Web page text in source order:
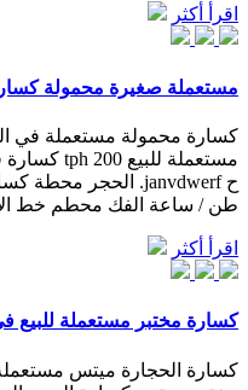
اقرأ أكثر
مستعملة صغيرة محمولة
كسارة محمولة مستعملة في
طن / ساعة الفك محطم خط
اقرأ أكثر
كسارة مختبر مستعملة للبيع
كسارة الحجارة ميتس